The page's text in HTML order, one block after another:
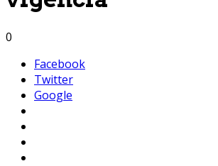
0
Facebook
Twitter
Google